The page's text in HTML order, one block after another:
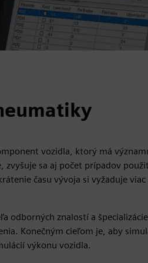
vozidla, ktorý má
zvyšuje sa aj počet prípadov
času vývoja si vyžaduje
odborných znalostí a
Konečným cieľom je, aby
výkonu vozidla.